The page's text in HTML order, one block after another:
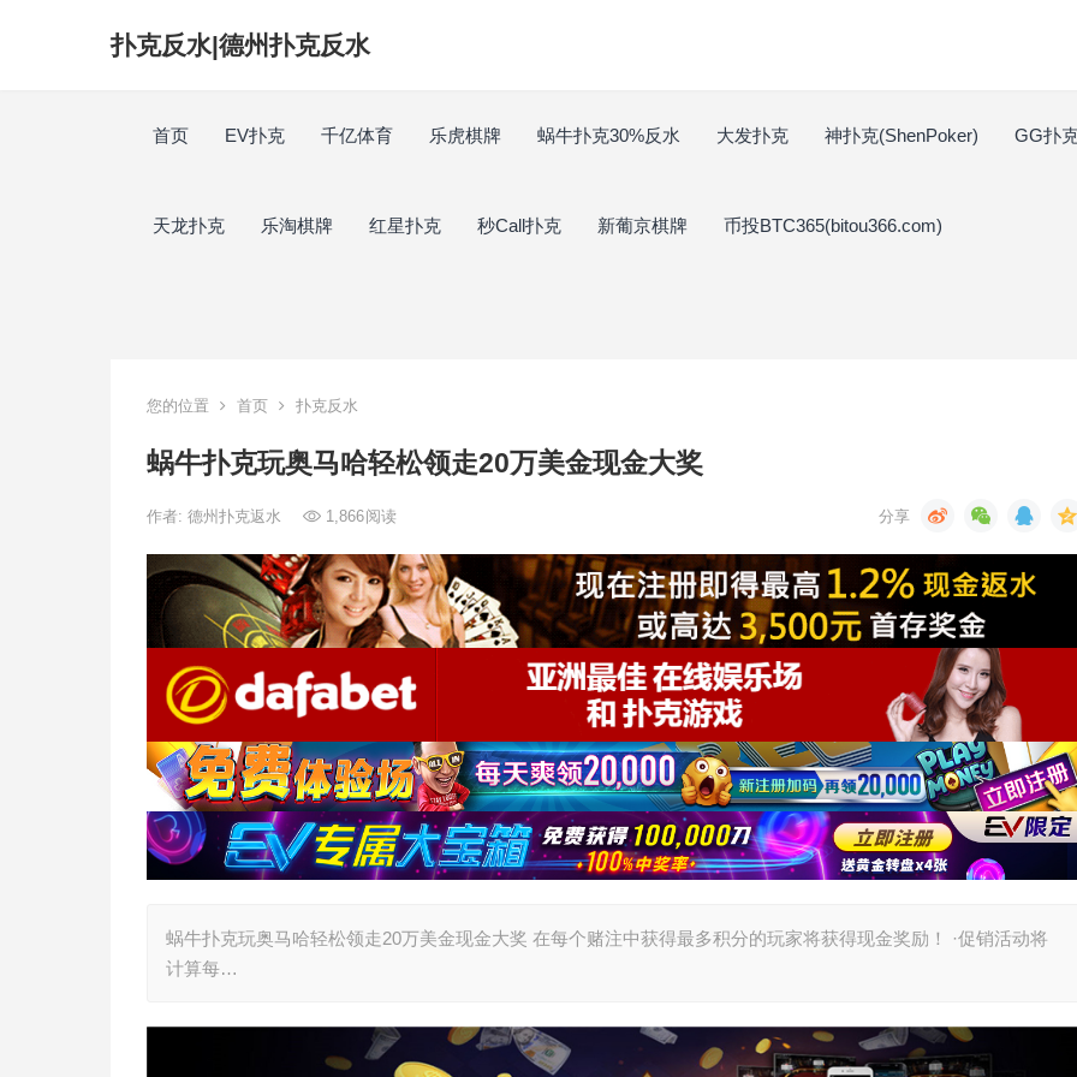
扑克反水|德州扑克反水
首页 EV扑克 千亿体育 乐虎棋牌 蜗牛扑克30%反水 大发扑克 神扑克(ShenPoker) GG扑
天龙扑克 乐淘棋牌 红星扑克 秒Call扑克 新葡京棋牌 币投BTC365(bitou366.com)
您的位置 首页 扑克反水
蜗牛扑克玩奥马哈轻松领走20万美金现金大奖
作者: 德州扑克返水 1,866阅读
蜗牛扑克玩奥马哈轻松领走20万美金现金大奖 在每个赌注中获得最多积分的玩家将获得现金奖励！ ·促销活动将
计算每…